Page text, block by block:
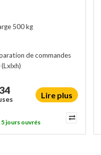
500 kg
de commandes
(Lxlxh)
Lire plus
5 jours ouvrés